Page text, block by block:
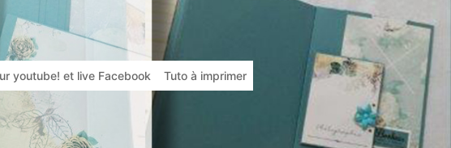
youtube! et live Facebook Tuto à imprimer